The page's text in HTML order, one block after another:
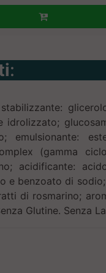
:
idrolizzato;
emulsionante:
(gamma
acidificante:
e benzoato di
di rosmarino;
Glutine. Senza